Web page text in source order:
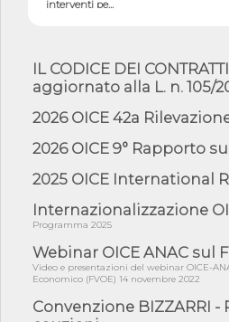
07/08/26 - Ponte sullo Stretto di
sussistenza di...
costr...
06/08/26 - Istat, produzione
06/08/26 - Dal 3 agosto in vigore
06/08/26 - DL PA approvato in Cdm:
06/08/26 - CdM: approvato il d.lgs. di
mate...
06/08/26 - DDL delegazione
norme UE in m...
IL CODICE DEI
aggiornato alla L. n. 105/
2026 OICE 42a
2026 OICE 9° Rapporto
2025 OICE International
Internazionalizzazione
Programma 2025
Webinar OICE ANAC sul
Video e presentazioni del webinar OICE-
Economico (FVOE) 14 novembre 2022
Convenzione BIZZARRI -